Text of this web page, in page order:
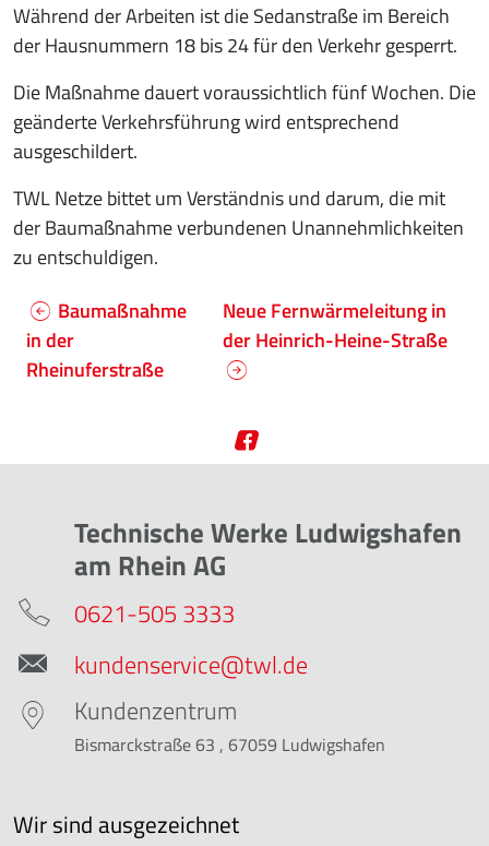
Während der Arbeiten ist die Sedanstraße im Bereich
der Hausnummern 18 bis 24 für den Verkehr gesperrt.
Die Maßnahme dauert voraussichtlich fünf Wochen. Die
geänderte Verkehrsführung wird entsprechend
ausgeschildert.
TWL Netze bittet um Verständnis und darum, die mit
der Baumaßnahme verbundenen Unannehmlichkeiten
zu entschuldigen.
Baumaßnahme
in der
Rheinuferstraße
Neue Fernwärmeleitung in
der Heinrich-Heine-Straße
Technische Werke Ludwigshafen
am Rhein AG
0621-505 3333
kundenservice@twl.de
Kundenzentrum
Bismarckstraße 63 , 67059 Ludwigshafen
Wir sind ausgezeichnet